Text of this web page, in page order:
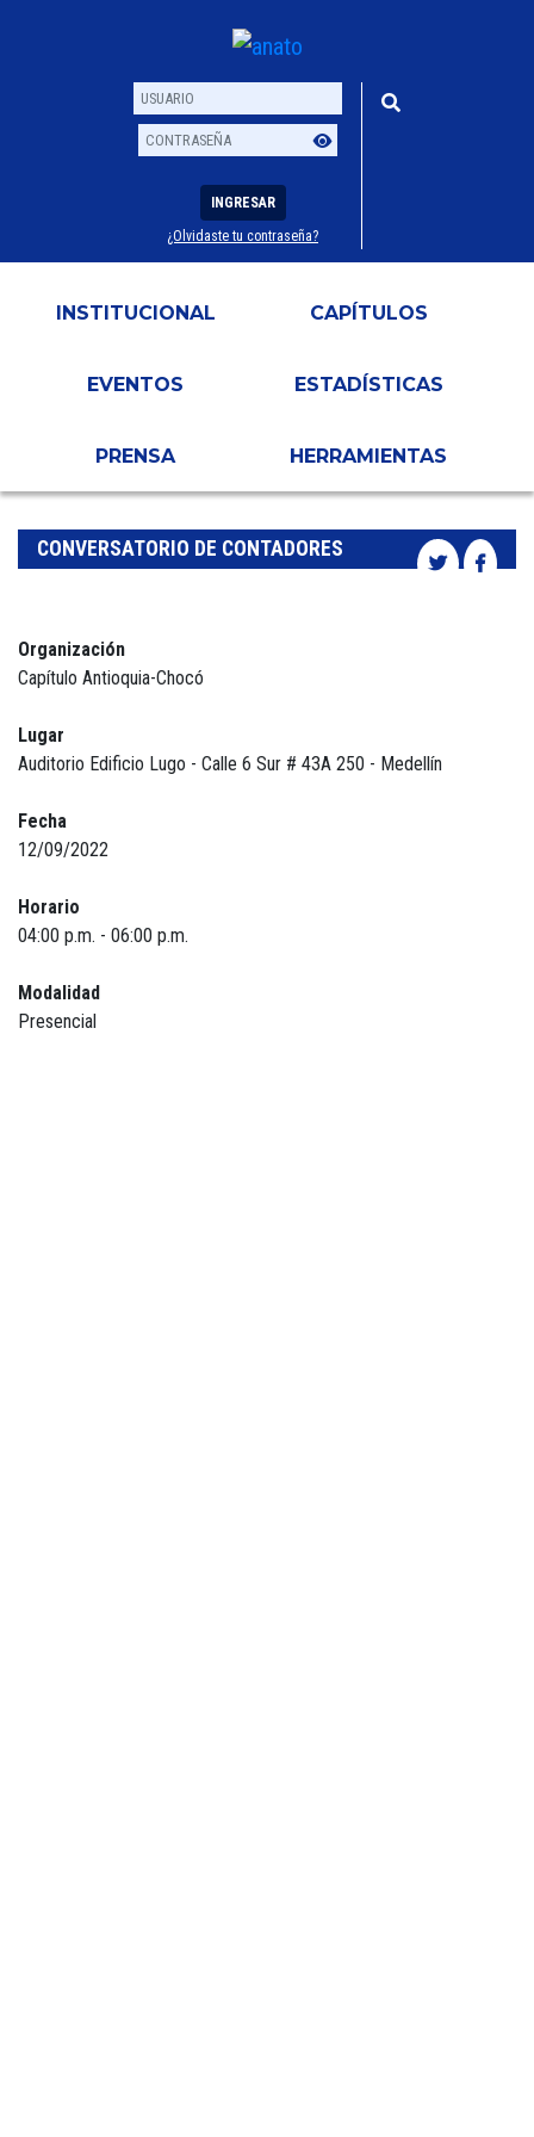
Usuario
Contraseña
INGRESAR
¿Olvidaste tu contraseña?
INSTITUCIONAL CAPÍTULOS
EVENTOS ESTADÍSTICAS
PRENSA HERRAMIENTAS
CONVERSATORIO DE CONTADORES
Organización
Capítulo Antioquia-Chocó
Lugar
Auditorio Edificio Lugo - Calle 6 Sur # 43A 250 - Medellín
Fecha
12/09/2022
Horario
04:00 p.m. - 06:00 p.m.
Modalidad
Presencial